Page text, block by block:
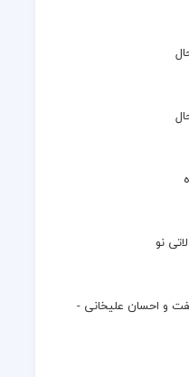
نو
و احسان علیخانی -